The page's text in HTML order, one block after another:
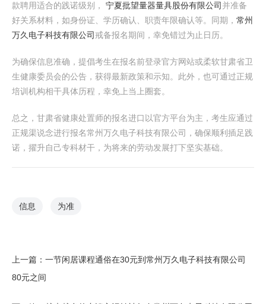
款聘用适合的践诺级别， 宁夏批望量器量具股份有限公司 并准备
好关系材料，如身份证、学历确认、职责年限确认等。同期， 常州
万久电子科技有限公司戒备报名期间，幸免错过为止日历。
为确保信息准确，提倡考生在报名前登录官方网站或柔软甘肃省卫
生健康委员会的公告，获得最新政策和示知。此外，也可通过正规
培训机构相干具体历程，幸免上当上圈套。
总之，甘肃省健康处置师的报名进口以官方平台为主，考生应通过
正规渠说念进行报名常州万久电子科技有限公司，确保顺利插足践
诺，擢升自己专科材干，为将来的劳动发展打下坚实基础。
信息 为准
上一篇： 一节闲居课程通俗在30元到常州万久电子科技有限公司
80元之间